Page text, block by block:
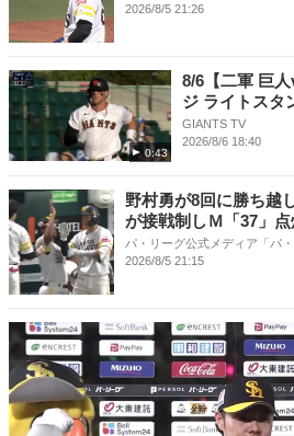
2026/8/5 21:26
0:43
8/6【二軍 巨
ジ ライトスタ
GIANTS TV
2026/8/6 18:40
野村勇が8回に勝ち越
が接戦制しＭ「37」点
パ・リーグ公式メディア「パ
2026/8/5 21:15